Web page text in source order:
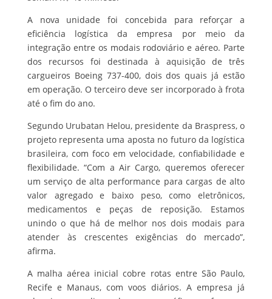
A nova unidade foi concebida para reforçar a
eficiência logística da empresa por meio da
integração entre os modais rodoviário e aéreo. Parte
dos recursos foi destinada à aquisição de três
cargueiros Boeing 737-400, dois dos quais já estão
em operação. O terceiro deve ser incorporado à frota
até o fim do ano.
Segundo Urubatan Helou, presidente da Braspress, o
projeto representa uma aposta no futuro da logística
brasileira, com foco em velocidade, confiabilidade e
flexibilidade. “Com a Air Cargo, queremos oferecer
um serviço de alta performance para cargas de alto
valor agregado e baixo peso, como eletrônicos,
medicamentos e peças de reposição. Estamos
unindo o que há de melhor nos dois modais para
atender às crescentes exigências do mercado”,
afirma.
A malha aérea inicial cobre rotas entre São Paulo,
Recife e Manaus, com voos diários. A empresa já